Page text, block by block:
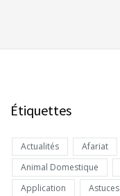
Étiquettes
Actualités Afariat
Animal Domestique
Application
Astuces